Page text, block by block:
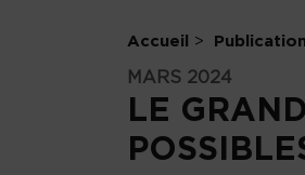
Accueil
MARS 2024
LE